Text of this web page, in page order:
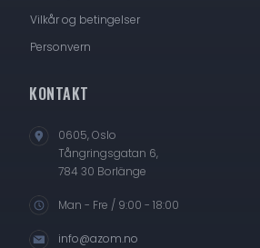
Vilkår og betingelser
Personvern
KONTAKT
0605, Oslo
Tångringsgatan 6,
784 30 Borlänge
Man - Fre / 9:00 - 18:00
info@azom.no